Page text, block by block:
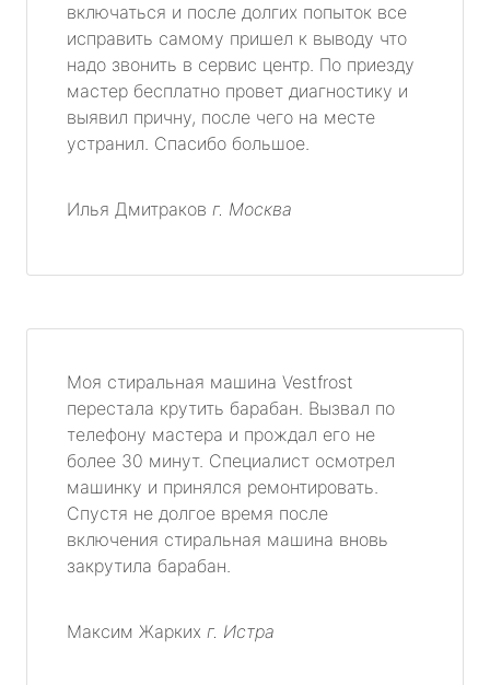
включаться и после долгих попыток все
исправить самому пришел к выводу что
надо звонить в сервис центр. По приезду
мастер бесплатно провет диагностику и
выявил причну, после чего на месте
устранил. Спасибо большое.
Илья Дмитраков г. Москва
Моя стиральная машина Vestfrost
перестала крутить барабан. Вызвал по
телефону мастера и прождал его не
более 30 минут. Специалист осмотрел
машинку и принялся ремонтировать.
Спустя не долгое время после
включения стиральная машина вновь
закрутила барабан.
Максим Жарких г. Истра